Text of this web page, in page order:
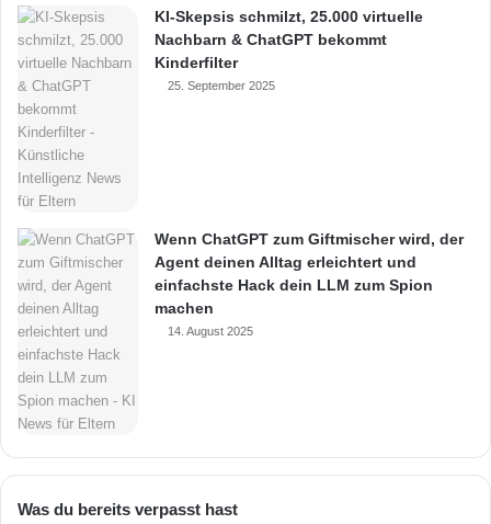
KI-Skepsis schmilzt, 25.000 virtuelle
Nachbarn & ChatGPT bekommt
Kinderfilter
25. September 2025
Wenn ChatGPT zum Giftmischer wird, der
Agent deinen Alltag erleichtert und
einfachste Hack dein LLM zum Spion
machen
14. August 2025
Was du bereits verpasst hast